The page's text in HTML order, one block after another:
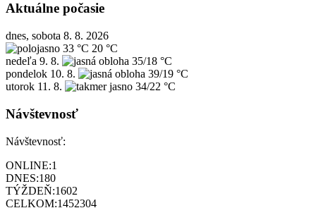
Aktuálne počasie
dnes, sobota 8. 8. 2026
33 °C 20 °C
nedeľa 9. 8.
35/18 °C
pondelok 10. 8.
39/19 °C
utorok 11. 8. 34/22 °C
Návštevnosť
Návštevnosť:
ONLINE:1
DNES:180
TÝŽDEŇ:1602
CELKOM:1452304